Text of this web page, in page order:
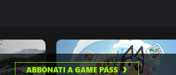
ABBONATI A GAME PASS